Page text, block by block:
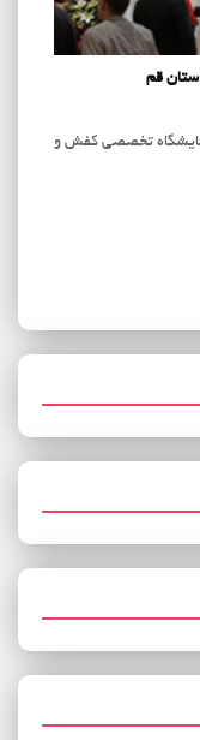
قم
تخصصی کفش و